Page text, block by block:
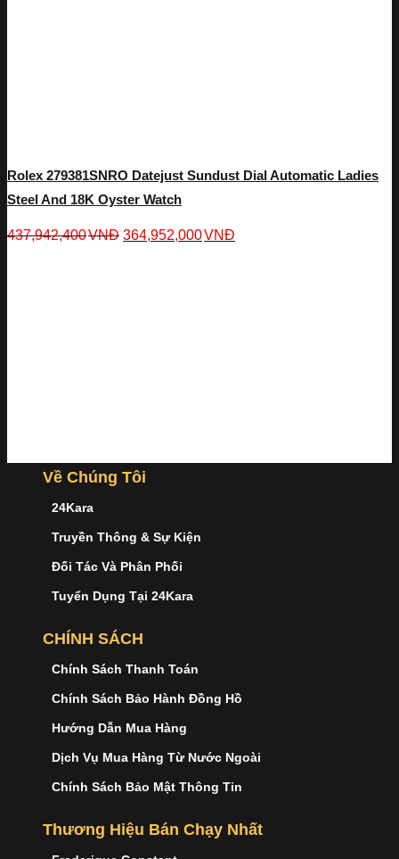
Rolex 279381SNRO Datejust Sundust Dial Automatic Ladies
Steel And 18K Oyster Watch
437,942,400VNĐ 364,952,000VNĐ
Về Chúng Tôi
24Kara
Truyền Thông & Sự Kiện
Đối Tác Và Phân Phối
Tuyển Dụng Tại 24Kara
CHÍNH SÁCH
Chính Sách Thanh Toán
Chính Sách Bảo Hành Đồng Hồ
Hướng Dẫn Mua Hàng
Dịch Vụ Mua Hàng Từ Nước Ngoài
Chính Sách Bảo Mật Thông Tin
Thương Hiệu Bán Chạy Nhất